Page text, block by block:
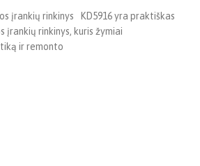
įrankių rinkinys KD5916 yra praktiškas
įrankių rinkinys, kuris žymiai
ir remonto